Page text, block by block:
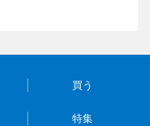
買う
特集